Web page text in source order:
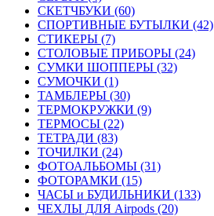
СКЕТЧБУКИ (60)
СПОРТИВНЫЕ БУТЫЛКИ (42)
СТИКЕРЫ (7)
СТОЛОВЫЕ ПРИБОРЫ (24)
СУМКИ ШОППЕРЫ (32)
СУМОЧКИ (1)
ТАМБЛЕРЫ (30)
ТЕРМОКРУЖКИ (9)
ТЕРМОСЫ (22)
ТЕТРАДИ (83)
ТОЧИЛКИ (24)
ФОТОАЛЬБОМЫ (31)
ФОТОРАМКИ (15)
ЧАСЫ и БУДИЛЬНИКИ (133)
ЧЕХЛЫ ДЛЯ Airpods (20)